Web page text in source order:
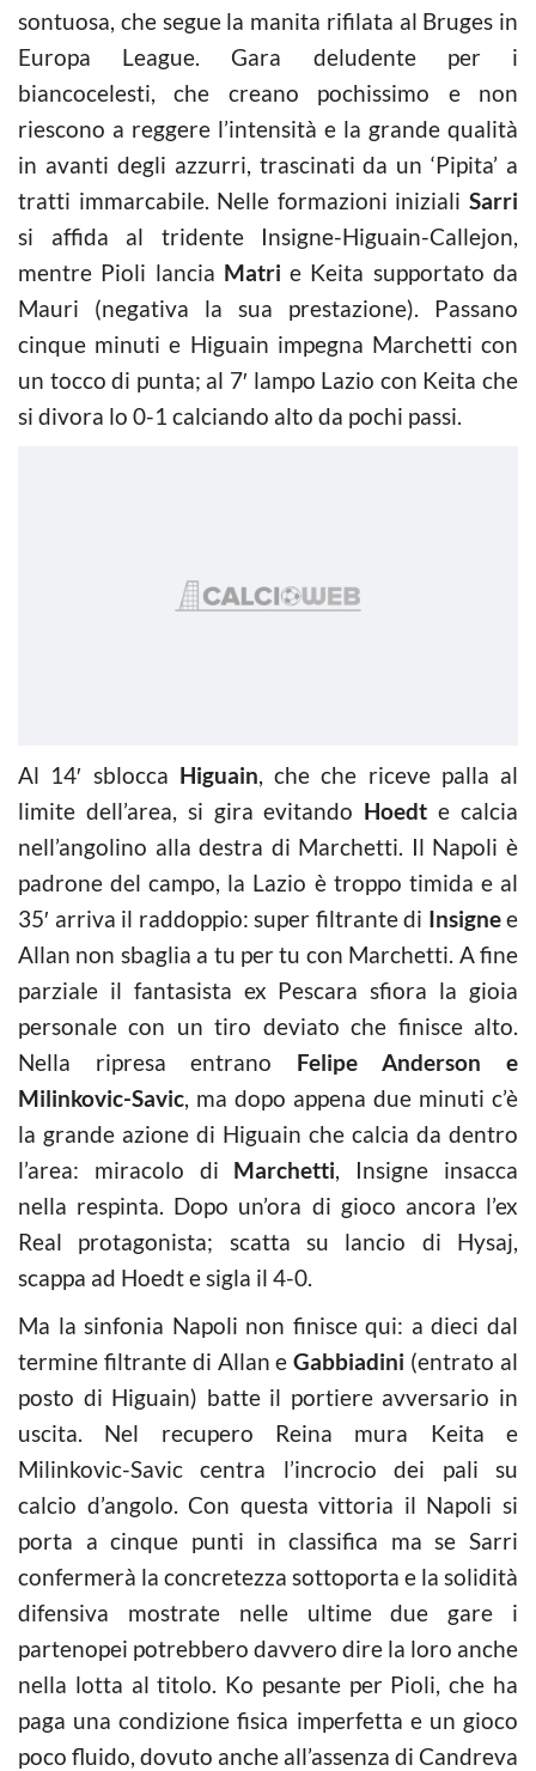
sontuosa, che segue la manita rifilata al Bruges in
Europa League. Gara deludente per i
biancocelesti, che creano pochissimo e non
riescono a reggere l’intensità e la grande qualità
in avanti degli azzurri, trascinati da un ‘Pipita’ a
tratti immarcabile. Nelle formazioni iniziali Sarri
si affida al tridente Insigne-Higuain-Callejon,
mentre Pioli lancia Matri e Keita supportato da
Mauri (negativa la sua prestazione). Passano
cinque minuti e Higuain impegna Marchetti con
un tocco di punta; al 7′ lampo Lazio con Keita che
si divora lo 0-1 calciando alto da pochi passi.
Al 14′ sblocca Higuain, che che riceve palla al
limite dell’area, si gira evitando Hoedt e calcia
nell’angolino alla destra di Marchetti. Il Napoli è
padrone del campo, la Lazio è troppo timida e al
35′ arriva il raddoppio: super filtrante di Insignee
Allan non sbaglia a tu per tu con Marchetti. A fine
parziale il fantasista ex Pescara sfiora la gioia
personale con un tiro deviato che finisce alto.
Nella ripresa entrano Felipe Anderson e
Milinkovic-Savic, ma dopo appena due minuti c’è
la grande azione di Higuain che calcia da dentro
l’area: miracolo di Marchetti, Insigne insacca
nella respinta. Dopo un’ora di gioco ancora l’ex
Real protagonista; scatta su lancio di Hysaj,
scappa ad Hoedt e sigla il 4-0.
Ma la sinfonia Napoli non finisce qui: a dieci dal
termine filtrante di Allan eGabbiadini (entrato al
posto di Higuain) batte il portiere avversario in
uscita. Nel recupero Reina mura Keita e
Milinkovic-Savic centra l’incrocio dei pali su
calcio d’angolo. Con questa vittoria il Napoli si
porta a cinque punti in classifica ma se Sarri
confermerà la concretezza sottoporta e la solidità
difensiva mostrate nelle ultime due gare i
partenopei potrebbero davvero dire la loro anche
nella lotta al titolo. Ko pesante per Pioli, che ha
paga una condizione fisica imperfetta e un gioco
poco fluido, dovuto anche all’assenza di Candreva